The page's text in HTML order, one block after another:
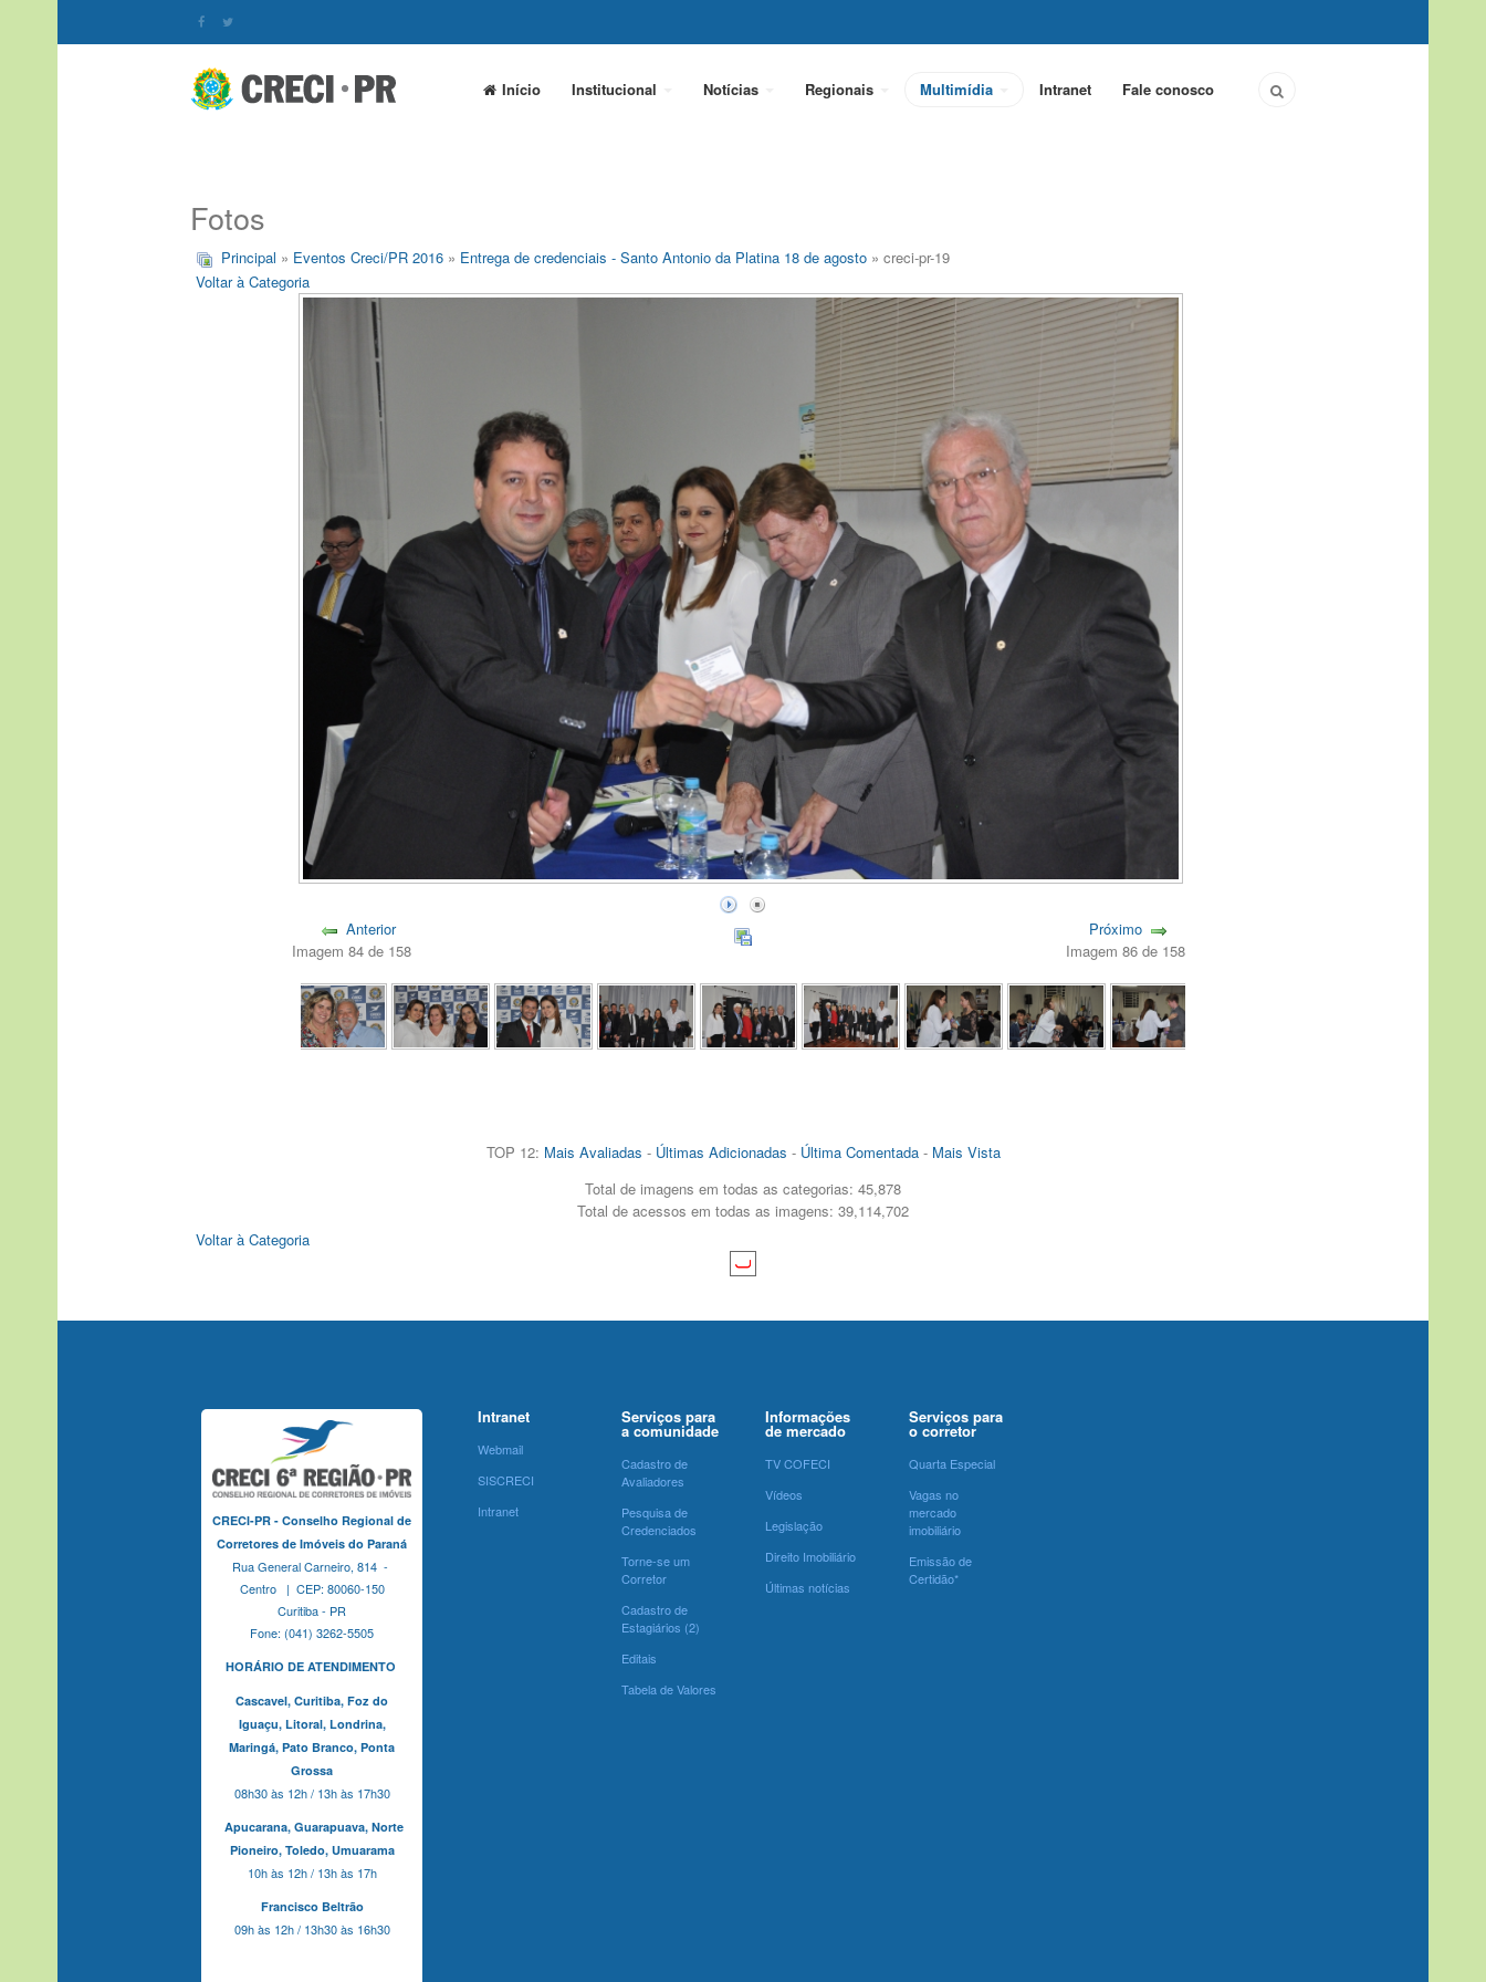
Início Institucional Notícias Regionais Multimídia Intranet Fale conosco
Fotos
Principal » Eventos Creci/PR 2016 » Entrega de credenciais - Santo Antonio da Platina 18 de agosto » creci-pr-19
Voltar à Categoria
Anterior
Imagem 84 de 158
Próximo
Imagem 86 de 158
TOP 12: Mais Avaliadas - Últimas Adicionadas - Última Comentada- Mais Vista
Total de imagens em todas as categorias: 45,878
Total de acessos em todas as imagens: 39,114,702
Voltar à Categoria
CRECI-PR - Conselho Regional de
Corretores de Imóveis do Paraná
Rua General Carneiro, 814 -
Centro | CEP: 80060-150
Curitiba - PR
Fone: (041) 3262-5505
HORÁRIO DE ATENDIMENTO
Cascavel, Curitiba, Foz do
Iguaçu, Litoral, Londrina,
Maringá, Pato Branco, Ponta
Grossa
08h30 às 12h / 13h às 17h30
Apucarana, Guarapuava, Norte
Pioneiro, Toledo, Umuarama
10h às 12h / 13h às 17h
Francisco Beltrão
09h às 12h / 13h30 às 16h30
Intranet
Webmail
SISCRECI
Intranet
Serviços para
a comunidade
Cadastro de
Avaliadores
Pesquisa de
Credenciados
Torne-se um
Corretor
Cadastro de
Estagiários (2)
Editais
Tabela de Valores
Informações
de mercado
TV COFECI
Vídeos
Legislação
Direito Imobiliário
Últimas notícias
Serviços para
o corretor
Quarta Especial
Vagas no
mercado
imobiliário
Emissão de
Certidão*